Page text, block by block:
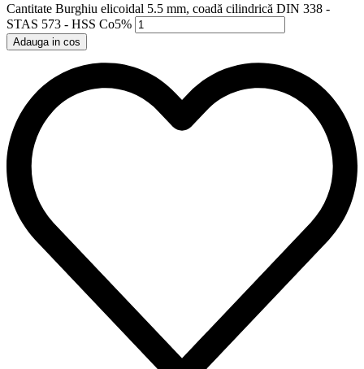
Cantitate Burghiu elicoidal 5.5 mm, coadă cilindrică DIN 338 -
STAS 573 - HSS Co5%
Adauga in cos